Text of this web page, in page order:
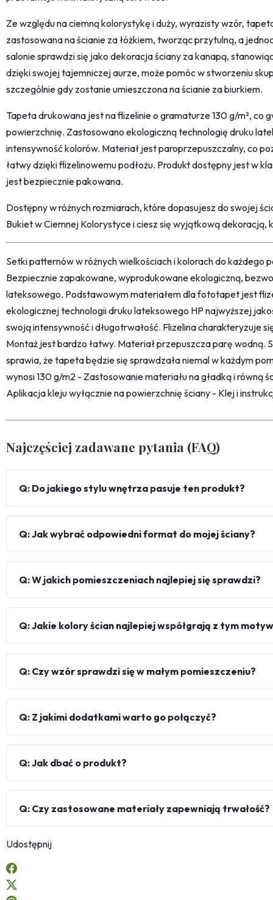
Ze względu na ciemną kolorystykę i duży, wyrazisty wzór,
zastosowana na ścianie za łóżkiem, tworząc przytulną, a
salonie sprawdzi się jako dekoracja ściany za kanapą,
dzięki swojej tajemniczej aurze, może pomóc w stworzeniu
szczególnie gdy zostanie umieszczona na ścianie za biurkiem.
Tapeta drukowana jest na flizelinie o gramaturze 130 g/m², co
powierzchnię. Zastosowano ekologiczną technologię druku
intensywność kolorów. Materiał jest paroprzepuszczalny, co
łatwy dzięki flizelinowemu podłożu. Produkt dostępny jest w
jest bezpiecznie pakowana.
Dostępny w różnych rozmiarach, które dopasujesz do swojej
Bukiet w Ciemnej Kolorystyce i ciesz się wyjątkową
Setki patternów w różnych wielkościach i kolorach do każdego
Bezpiecznie zapakowane, wyprodukowane ekologiczną,
lateksowego. Podstawowym materiałem dla fototapet jest
ekologicznej technologii druku lateksowego HP najwyższej
swoją intensywność i długotrwałość. Flizelina charakteryzuje
Montaż jest bardzo łatwy. Materiał przepuszcza parę wodną.
sprawia, że tapeta będzie się sprawdzała niemal w każdym
wynosi 130 g/m2 - Zastosowanie materiału na gładką i równą
Aplikacja kleju wyłącznie na powierzchnię ściany - Klej i
Najczęściej zadawane pytania (FAQ)
Q: Do jakiego stylu wnętrza pasuje ten produkt?
Q: Jak wybrać odpowiedni format do mojej ściany?
Q: W jakich pomieszczeniach najlepiej się sprawdzi?
Q: Jakie kolory ścian najlepiej współgrają z tym
Q: Czy wzór sprawdzi się w małym pomieszczeniu?
Q: Z jakimi dodatkami warto go połączyć?
Q: Jak dbać o produkt?
Q: Czy zastosowane materiały zapewniają trwałość?
Udostępnij